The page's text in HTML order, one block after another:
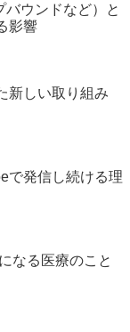
ウンドなど）と
影響
新しい取り組み
で発信し続ける理
なる医療のこと